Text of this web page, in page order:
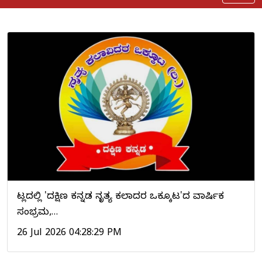
ವಿಟ್ಲದಲ್ಲಿ 'ದಕ್ಷಿಣ ಕನ್ನಡ ನೃತ್ಯ ಕಲಾವಿದರ ಒಕ್ಕೂಟ'ದ ವಾರ್ಷಿಕ
ಸಂಭ್ರಮ,…
26 Jul 2026 04:28:29 PM